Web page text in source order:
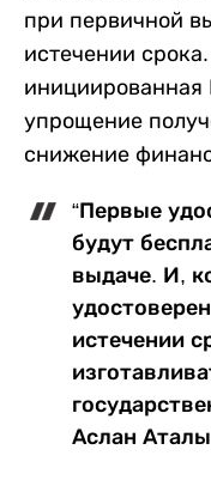
при первичной
истечении
упрощение
снижение
“Первые
будут
выдаче. И,
истечении
Аслан